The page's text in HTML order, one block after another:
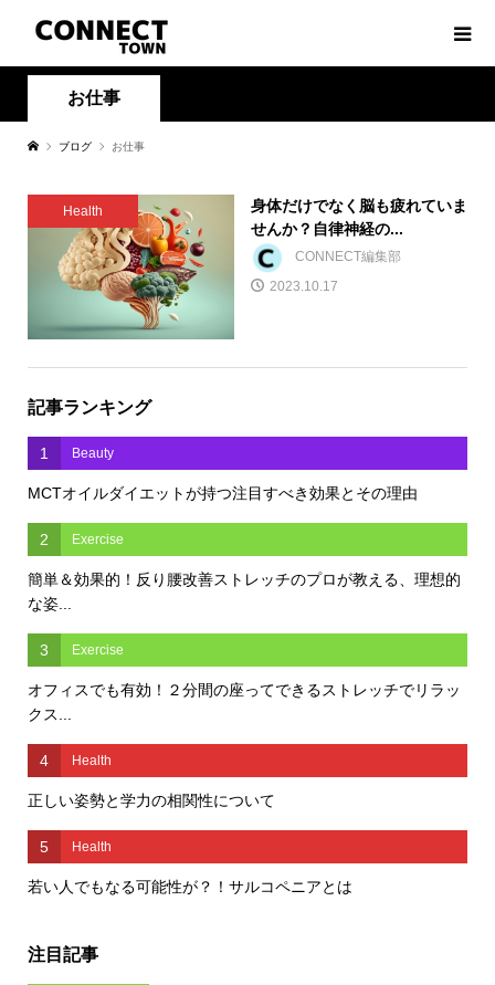
お仕事
ブログ お仕事
Health
身体だけでなく脳も疲れていま
せんか？自律神経の...
CONNECT編集部
2023.10.17
記事ランキング
1 Beauty
MCTオイルダイエットが持つ注目すべき効果とその理由
2 Exercise
簡単＆効果的！反り腰改善ストレッチのプロが教える、理想的
な姿...
3 Exercise
オフィスでも有効！２分間の座ってできるストレッチでリラッ
クス...
4 Health
正しい姿勢と学力の相関性について
5 Health
若い人でもなる可能性が？！サルコペニアとは
注目記事